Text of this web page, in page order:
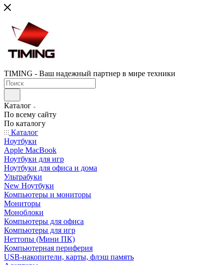
TIMING - Ваш надежный партнер в мире техники
Каталог
По всему сайту
По каталогу
Каталог
Ноутбуки
Apple MacBook
Ноутбуки для игр
Ноутбуки для офиса и дома
Ультрабуки
New Ноутбуки
Компьютеры и мониторы
Мониторы
Моноблоки
Компьютеры для офиса
Компьютеры для игр
Неттопы (Мини ПК)
Компьютерная периферия
USB-накопители, карты, флэш память